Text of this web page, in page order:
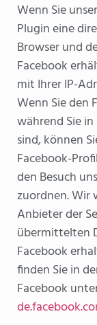
Wenn Sie
Plugin eine
Browser und
Facebook
mit Ihrer IP-
Wenn Sie den
während Sie
sind, können
Facebook-
den Besuch
zuordnen. Wir
Anbieter der
übermittelten
Facebook
finden Sie in
Facebook